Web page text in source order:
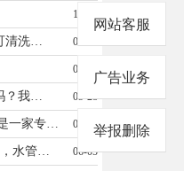
10-18
高压清洗管道：我们提供高压清洗服务，可清洗各类上下水管道、 03-02
05-28
位置龙堡生活广场有疏通马桶下水的师傅吗？我的电话：18135179562 05-28
山西今胜防水技术有限公司，是一家专注防水堵漏的专业防水公司。主 要面向社会承接；新旧楼房屋顶防水、厂房平房屋顶防水、彩钢屋顶防水、 门头招牌防水、别墅坡屋顶瓦顶漏水、阳光房漏水、窗户漏水、外墙漏水、 地下室漏水、卫生间漏水、厨房漏水、阳台漏水、浴室漏水、水池漏水、地 沟漏水天沟漏水、隧道堵漏等防水堵漏业务。 我公司积累了多年的防水维 修施工经验，能针对不同漏水情况，给出合适的施工方案，正确选材、合理 施工、诚信收费、已及、及时的售后服务，竭诚免除您的后顾之忧。 如果您 有任何漏水、防水方面的需求请致电；13623514338 小范 07-18
太原本地上门服务安装‖维修‖换新水管维修，水管更换改造，马桶，油烟机，热水器，水龙头更换，角阀更换，卫浴洁具安装，安装地漏 面盆，五金挂件软管 ， 水箱， 浴霸，安装镜子，置物架，晾衣架，净水机，厨宝， 安装，空调安装移机 专业服务，用心为您排忧解难!（出租房，隔断房。热水器，油烟机，马桶，等都可维修）希望我的服务能给你愉快的生活，增加一点点的快乐靠谱的小伙子电话微信:18035122688 17503450345 06-05
网站客服
广告业务
举报删除